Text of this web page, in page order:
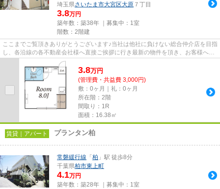
埼玉県さいたま市大宮区大原 ７丁目
3.8万円
築年数：築38年 ｜募集中： 1室
階数：2階建
ここまでご覧頂きありがとうございます♪当社は他社に負けない総合仲介店を目指
し、各沿線の各不動産会社様へ直接ご挨拶に行き最新の物件を頂き、お客様へ提
供しております！最新の情報...
3.8万円
(管理費・共益費 3,000円)
敷：0ヶ月｜礼：0ヶ月
所在階：2階
間取り：1R
面積：16.38㎡
賃貸｜アパート プランタン柏
常磐緩行線 「 柏 」駅 徒歩8分
千葉県柏市東上町
4.1万円
築年数：築28年 ｜募集中： 1室